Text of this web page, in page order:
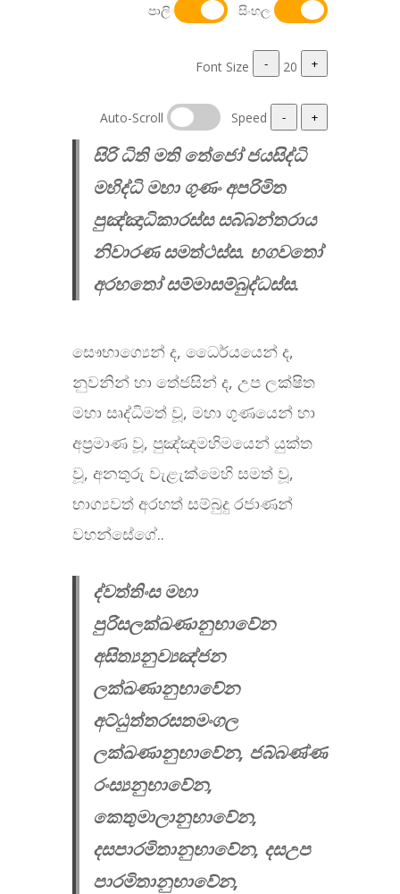
පාලි සිංහල
Font Size - 20 +
Auto-Scroll Speed - +
සිරි ධිති මති තේජෝ ජයසිද්ධි
මහිද්ධි මහා ගුණං අපරිමිත
පුඤ්ඤාධිකාරස්ස සබ්බන්තරාය
නිවාරණ සමත්ථස්ස. භගවතෝ
අරහතෝ සම්මාසම්බුද්ධස්ස.
සෞභාග්‍යෙන් ද, ධෛර්යයෙන් ද,
නුවනින් හා තේජසින් ද, උප ලක්ෂිත
මහා සෘද්ධිමත් වූ, මහා ගුණයෙන් හා
අප්‍රමාණ වූ, පුඤ්ඤමහිමයෙන් යුක්ත
වූ, අනතුරු වැළැක්මෙහි සමත් වූ,
භාග්‍යවත් අරහත් සම්බුදු රජාණන්
වහන්සේගේ..
ද්වත්තිංස මහා
පුරිසලක්ඛණානුභාවේන
අසිත්‍යනුව්‍යඤ්ජන
ලක්ඛණානුභාවේන
අට්ඨුත්තරසතමංගල
ලක්ඛණානුභාවේන, ජබ්බණ්​ණ
රංස්‍යනුභාවේන,
කෙතුමාලානුභාවේන,
දසපාරමිතානුභාවේන, දසඋප
පාරමිතානුභාවේන,